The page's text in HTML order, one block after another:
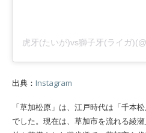
出典： Instagram
「草加松原」は、江戸時代は「千本
でした。現在は、草加市を流れる綾